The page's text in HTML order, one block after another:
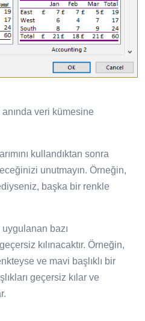
veri kümesine
kullandıktan sonra
unutmayın. Örneğin,
başka bir renkle
bazı
kılınacaktır. Örneğin,
ve mavi başlıklı bir
geçersiz kılar ve